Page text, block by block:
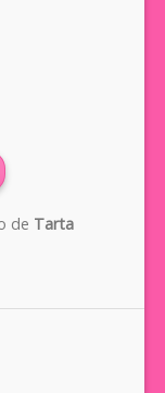
de Tarta